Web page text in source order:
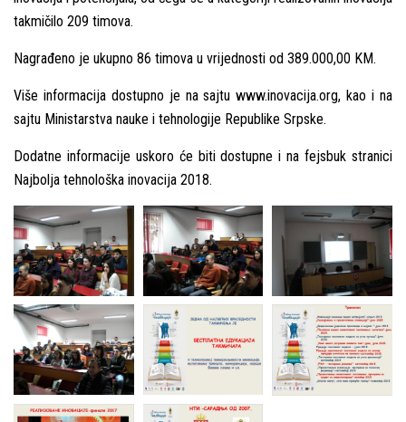
takmičilo 209 timova.
Nagrađeno je ukupno 86 timova u vrijednosti od 389.000,00 KM.
Više informacija dostupno je na sajtu www.inovacija.org, kao i na
sajtu Ministarstva nauke i tehnologije Republike Srpske.
Dodatne informacije uskoro će biti dostupne i na fejsbuk stranici
Najbolјa tehnološka inovacija 2018.